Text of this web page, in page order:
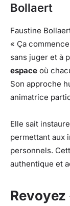
Bollaert
Faustine
« Ça
sans juger et à
espace où
Son approche
animatrice
Elle sait
permettant aux
personnels.
authentique et
Revoyez